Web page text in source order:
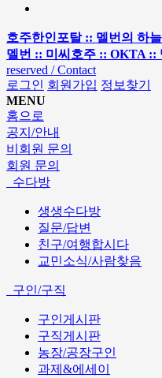
호주한인포탈 :: 멜번의 하
멜번 :: 미씨호주 :: OKTA
reserved / Contact
로그인 회원가입 정보찾기
MENU
홈으로
공지/안내
비회원 문의
회원 문의
수다방
생생수다방
질문/답변
친구/여행합시다
교민소식/사람찾음
구인/구직
구인게시판
구직게시판
농장/공장구인
과제&에세이